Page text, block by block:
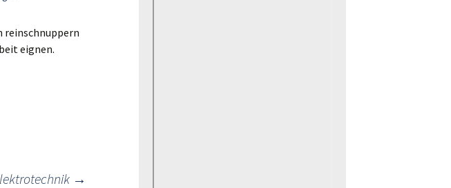
reinschnuppern
eignen.
→